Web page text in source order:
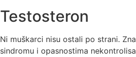
Testosteron
Ni muškarci nisu ostali po strani.
sindromu i opasnostima